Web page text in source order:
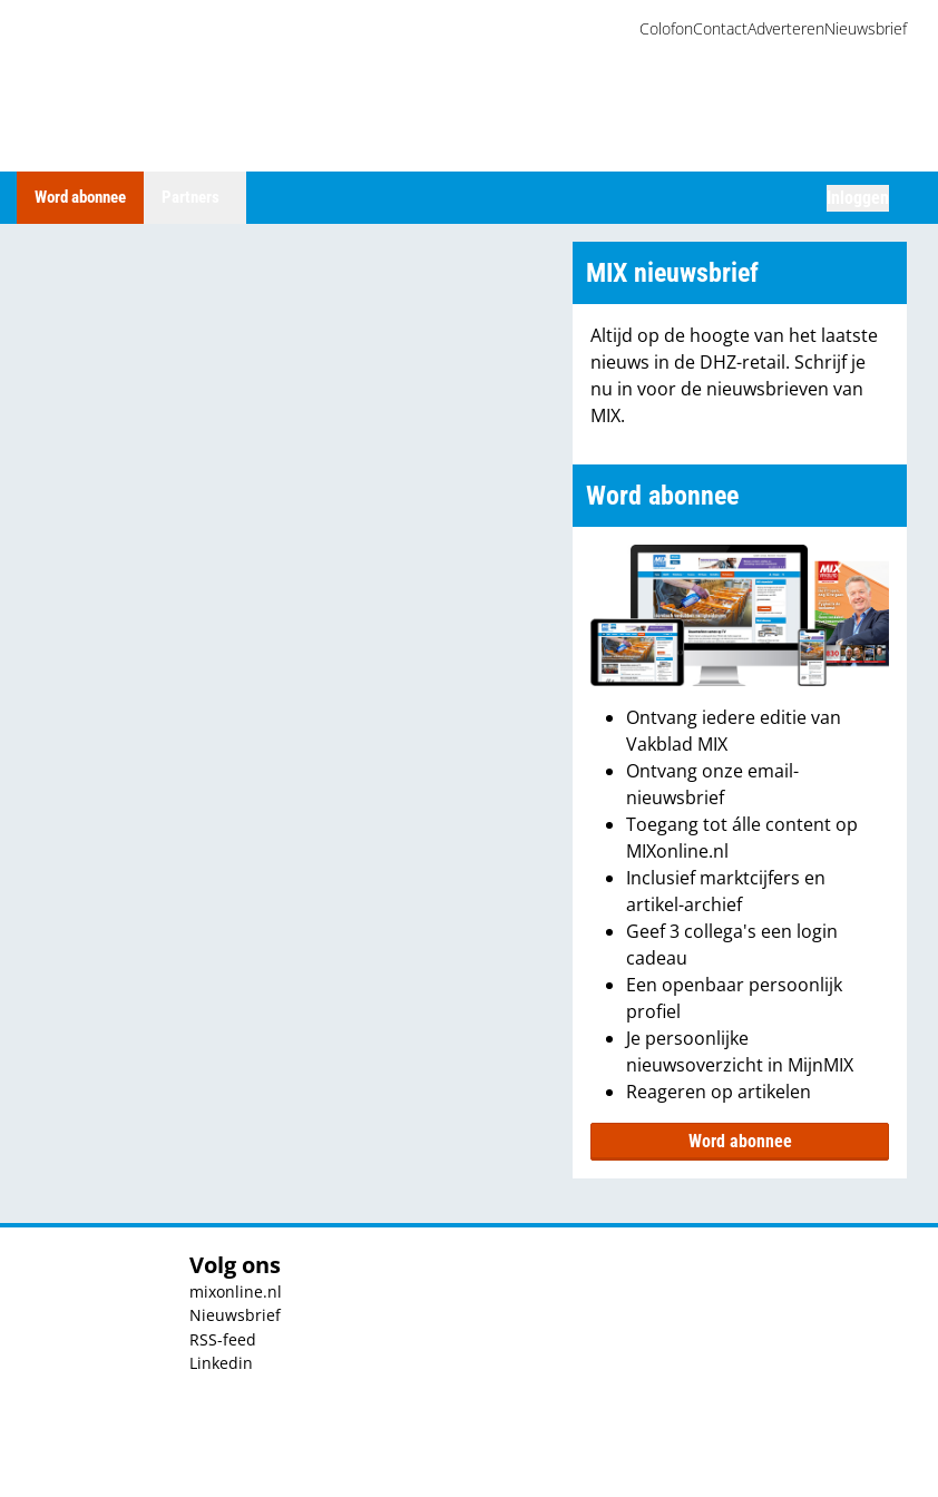
ColofonContactAdverterenNieuwsbrief
Word abonnee
MIX nieuwsbrief
Altijd op de hoogte van het laatste
nieuws in de DHZ-retail. Schrijf je
nu in voor de nieuwsbrieven van
MIX.
Word abonnee
Ontvang iedere editie van
Vakblad MIX
Ontvang onze email-
nieuwsbrief
Toegang tot álle content op
MIXonline.nl
Inclusief marktcijfers en
artikel-archief
Geef 3 collega's een login
cadeau
Een openbaar persoonlijk
profiel
Je persoonlijke
nieuwsoverzicht in MijnMIX
Reageren op artikelen
Word abonnee
Volg ons
mixonline.nl
Nieuwsbrief
RSS-feed
Linkedin